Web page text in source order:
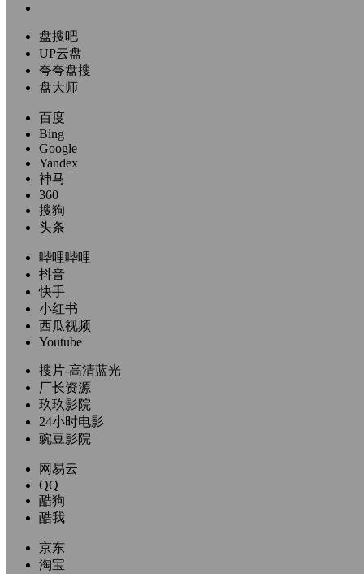
盘搜吧
UP云盘
夸夸盘搜
盘大师
百度
Bing
Google
Yandex
神马
360
搜狗
头条
哔哩哔哩
抖音
快手
小红书
西瓜视频
Youtube
搜片-高清蓝光
厂长资源
玖玖影院
24小时电影
豌豆影院
网易云
QQ
酷狗
酷我
京东
淘宝